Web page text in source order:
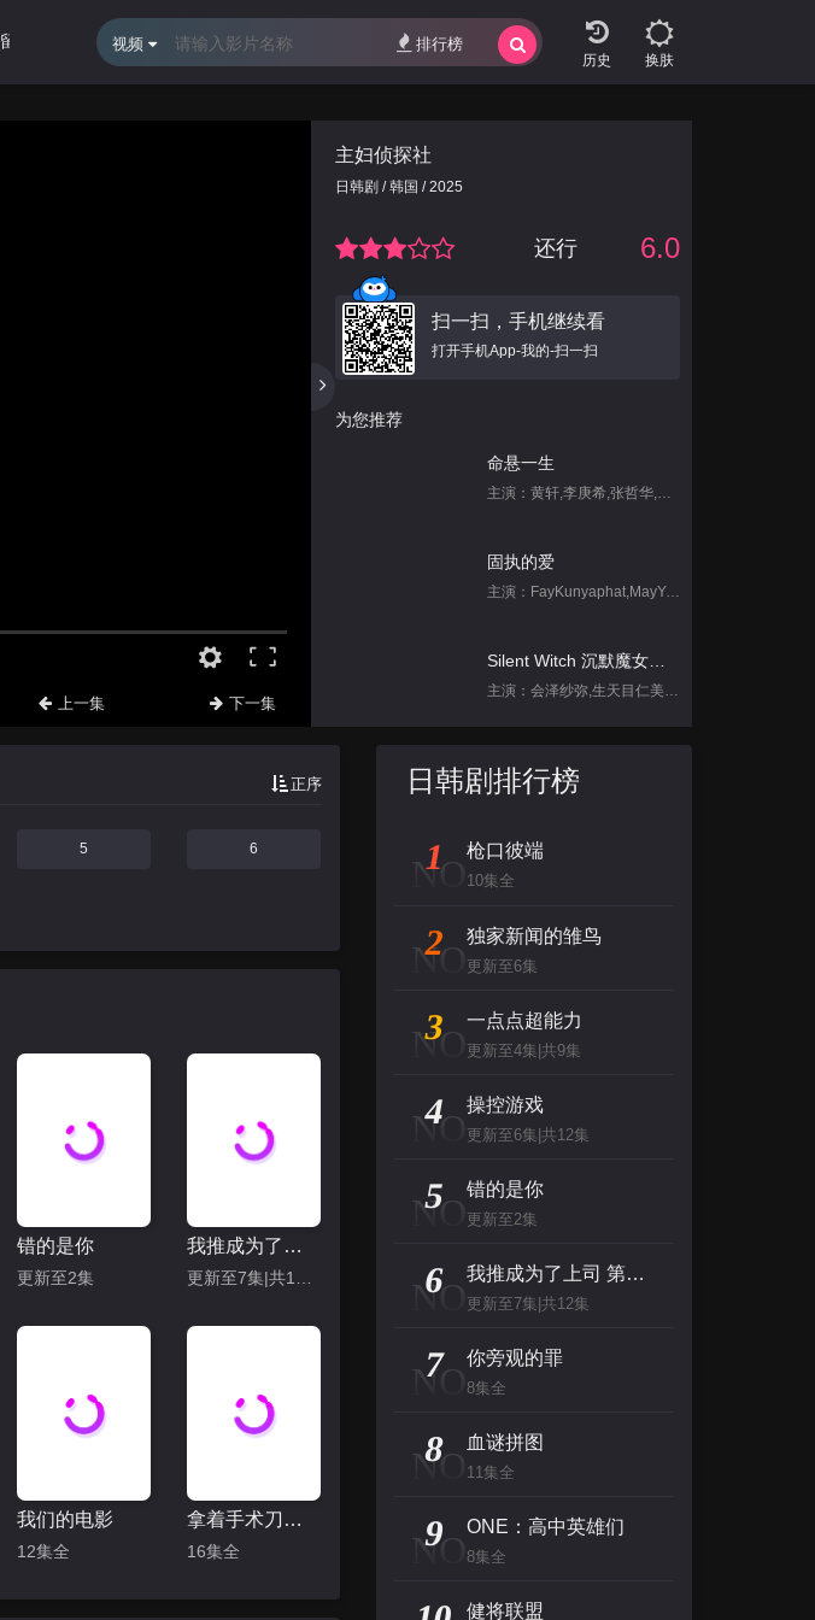
留言报错
换肤
视频 排行榜
上一集 下一集
主妇侦探社
日韩剧 / 韩国 / 2025
还行 6.0
扫一扫，手机继续看
打开手机App-我的-扫一扫
为您推荐
命悬一生
主演：黄轩,李庚希,张哲华,白宇帆,尹昉,姜珮瑶
固执的爱
主演：FayKunyaphat,MayYada
主演：会泽纱弥,生天目仁美,诹访部顺一,坂田将吾,中岛良
主演：赵菲,储小蕾
天定言情
背后
看看你有多爱我
正序
5 6
错的是你
更新至2集
我推成为了上司 第二季
我们的电影
12集全
拿着手术刀的猎人
16集全
日韩剧排行榜
NO
1 枪口彼端
10集全
NO
2 独家新闻的雏鸟
更新至6集
NO
3 一点点超能力
更新至4集|共9集
NO
4 操控游戏
更新至6集|共12集
NO
5 错的是你
更新至2集
NO
6 我推成为了上司 第二季
更新至7集|共12集
NO
7 你旁观的罪
8集全
NO
8 血谜拼图
11集全
NO
9 ONE：高中英雄们
8集全
健将联盟